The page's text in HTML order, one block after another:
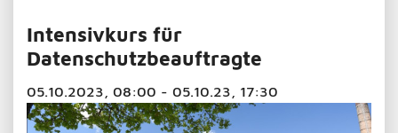
Intensivkurs für
Datenschutzbeauftragte
05.10.2023, 08:00 - 05.10.23, 17:30